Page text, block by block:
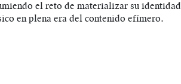
el reto de materializar su identidad
en plena era del contenido efímero.